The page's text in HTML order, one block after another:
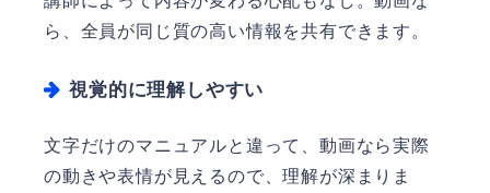
ら、全員が同じ質の高い情報を共有できます。
視覚的に理解しやすい
文字だけのマニュアルと違って、動画なら実際
の動きや表情が見えるので、理解が深まりま